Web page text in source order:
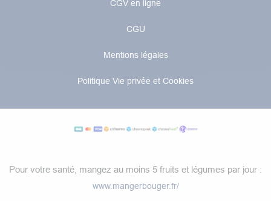
CGV en ligne
CGU
Mentions légales
Politique Vie privée et Cookies
Pour votre santé, mangez au moins 5 fruits et légumes par jour :
www.mangerbouger.fr/